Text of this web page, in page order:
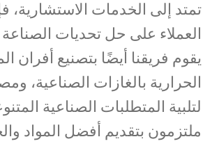
تمتد إلى الخدمات الاستشارية،
العملاء على حل تحديات
يقوم فريقنا أيضًا بتصنيع أفران
الحرارية بالغازات الصناعية،
لتلبية المتطلبات الصناعية
ملتزمون بتقديم أفضل المواد